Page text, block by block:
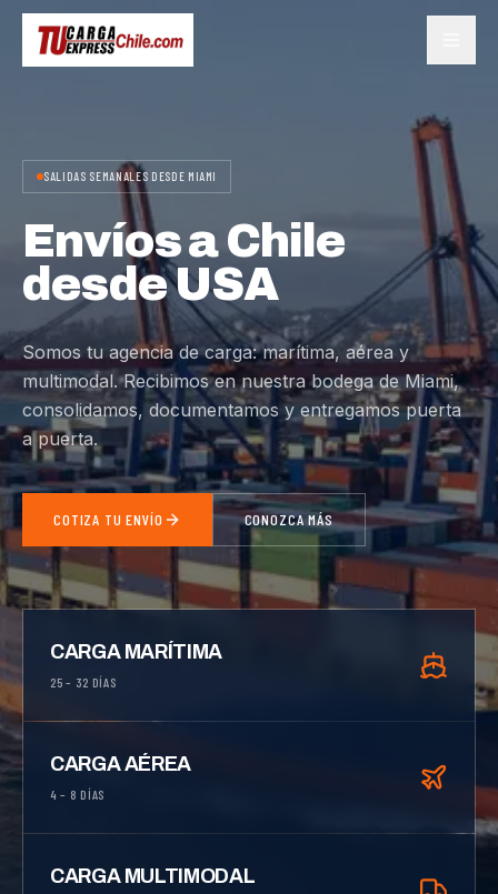
SALIDAS SEMANALES DESDE MIAMI
Envíos a Chile
desde USA
Somos tu agencia de carga: marítima, aérea y
multimodal. Recibimos en nuestra bodega de Miami,
consolidamos, documentamos y entregamos puerta
a puerta.
COTIZA TU ENVÍO CONOZCA MÁS
CARGA MARÍTIMA
25 – 32 DÍAS
CARGA AÉREA
4 – 8 DÍAS
CARGA MULTIMODAL